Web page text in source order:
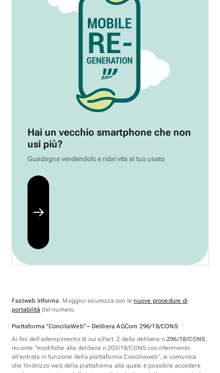
Hai un vecchio smartphone che non
usi più?
Guadagna vendendolo e ridai vita al tuo usato
Fastweb Informa: Maggior sicurezza con lenuove procedure di
portabilità del numero.
Piattaforma "ConciliaWeb" – Delibera AGCom 296/18/CONS
Ai fini dell'adempimento di cui all'art. 2 della delibera n.296/18/CONS,
recante "modifiche alla delibera n.203/18/CONS con riferimento
all'entrata in funzione della piattaforma Conciliaweb", si comunica
che l'indirizzo web della piattaforma alla quale è possibile accedere